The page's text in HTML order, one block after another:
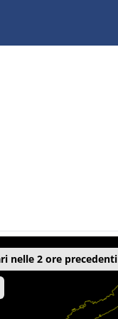
nelle 2 ore precedenti